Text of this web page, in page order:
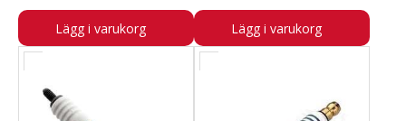
Lägg i varukorg Lägg i varukorg